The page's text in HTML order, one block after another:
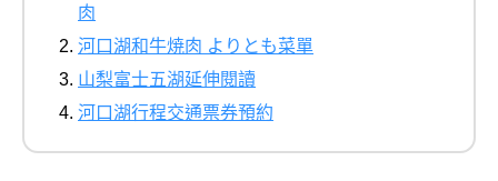
肉
河口湖和牛焼肉 よりとも菜單
山梨富士五湖延伸閱讀
河口湖行程交通票券預約